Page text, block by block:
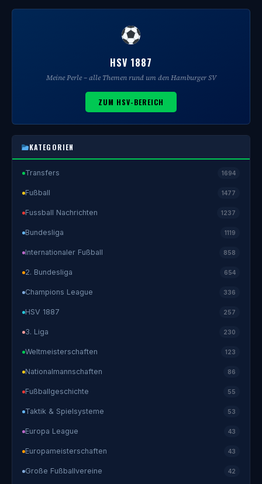
HSV 1887
Meine Perle – alle Themen rund um den Hamburger SV
ZUM HSV-BEREICH
KATEGORIEN
Transfers 1694
Fußball 1477
Fussball Nachrichten 1237
Bundesliga 1119
Internationaler Fußball 858
2. Bundesliga 654
Champions League 336
HSV 1887 257
3. Liga 230
Weltmeisterschaften 123
Nationalmannschaften 86
Fußballgeschichte 55
Taktik & Spielsysteme 53
Europa League 43
Europameisterschaften 43
Große Fußballvereine 42